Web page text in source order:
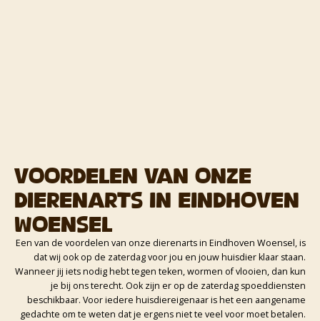
Voordelen van onze
dierenarts in Eindhoven
Woensel
Een van de voordelen van onze dierenarts in Eindhoven Woensel, is
dat wij ook op de zaterdag voor jou en jouw huisdier klaar staan.
Wanneer jij iets nodig hebt tegen teken, wormen of vlooien, dan kun
je bij ons terecht. Ook zijn er op de zaterdag spoeddiensten
beschikbaar. Voor iedere huisdiereigenaar is het een aangename
gedachte om te weten dat je ergens niet te veel voor moet betalen.